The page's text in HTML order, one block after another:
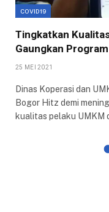
COVID19
Tingkatkan
Gaungkan
25 MEI 2021
Dinas Koperasi dan
Bogor Hitz demi
kualitas pelaku UMKM